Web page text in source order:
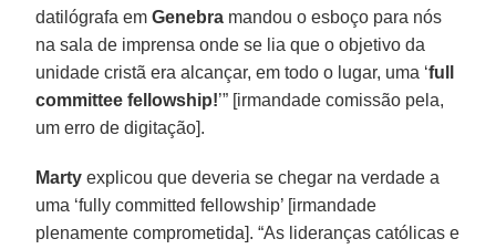
datilógrafa emGenebra mandou o esboço para nós
na sala de imprensa onde se lia que o objetivo da
unidade cristã era alcançar, em todo o lugar, uma ‘full
committee fellowship!’” [irmandade comissão pela,
um erro de digitação].
Marty explicou que deveria se chegar na verdade a
uma ‘fully committed fellowship’ [irmandade
plenamente comprometida]. “As lideranças católicas e